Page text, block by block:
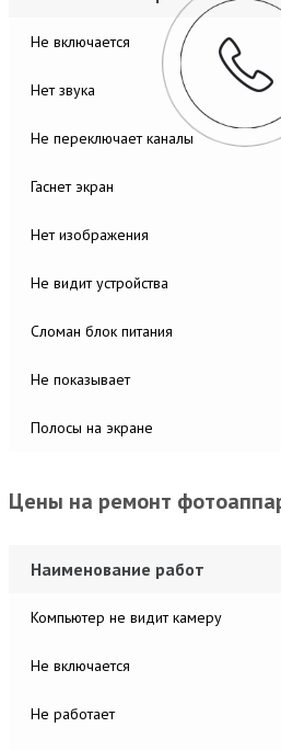
Не включается
Нет звука
Не переключает каналы
Гаснет экран
Нет изображения
Не видит устройства
Сломан блок питания
Не показывает
Полосы на экране
Цены на ремонт
Наименование работ
Компьютер не видит камеру
Не включается
Не работает